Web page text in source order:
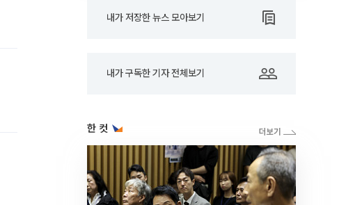
내가 저장한 뉴스 모아보기
내가 구독한 기자 전체보기
한 컷